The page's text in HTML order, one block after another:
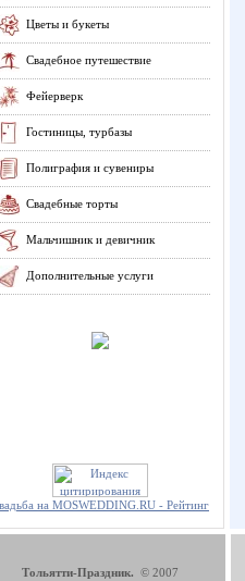
Цветы и букеты
Свадебное путешествие
Фейерверк
Гостиницы, турбазы
Полиграфия и сувениры
Свадебные торты
Мальчишник и девичник
Дополнительные услуги
на MOSWEDDING.RU - Рейтинг
Тольятти-Праздник. © 2007